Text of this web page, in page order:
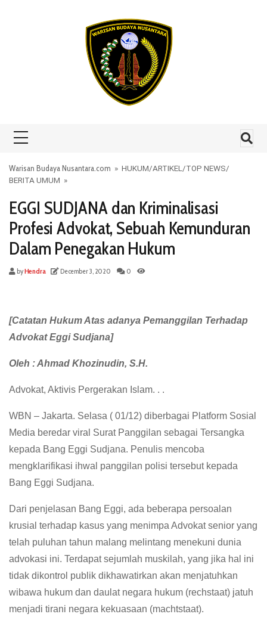
Warisan Budaya Nusantara.com » HUKUM/ARTIKEL /TOP NEWS/
BERITA UMUM »
EGGI SUDJANA dan Kriminalisasi
Profesi Advokat, Sebuah Kemunduran
Dalam Penegakan Hukum
byHendra December 3, 2020 0
[Catatan Hukum Atas adanya Pemanggilan Terhadap
Advokat Eggi Sudjana]
Oleh : Ahmad Khozinudin, S.H.
Advokat, Aktivis Pergerakan Islam. . .
WBN – Jakarta. Selasa ( 01/12) diberbagai Platform Sosial
Media beredar viral Surat Panggilan sebagai Tersangka
kepada Bang Eggi Sudjana. Penulis mencoba
mengklarifikasi ihwal panggilan polisi tersebut kepada
Bang Eggi Sudjana.
Dari penjelasan Bang Eggi, ada beberapa persoalan
krusial terhadap kasus yang menimpa Advokat senior yang
telah puluhan tahun malang melintang menekuni dunia
advokasi ini. Terdapat sejumlah muskilah, yang jika hal ini
tidak dikontrol publik dikhawatirkan akan menjatuhkan
wibawa hukum dan daulat negara hukum (rechstaat) jatuh
menjadi tirani negara kekuasaan (machtstaat).